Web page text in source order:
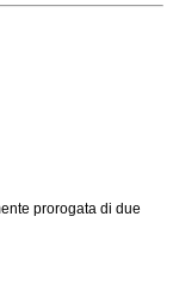
prorogata di due